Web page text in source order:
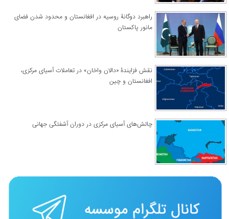
راهبرد دوگانۀ روسیه در افغانستان و محدود شدن فضای
مانور پاکستان
نقش فزایندۀ «دالان واخان» در تعاملات آسیای مرکزی،
افغانستان و چین
چالش‌های آسیای مرکزی در دوران آشفتگی جهانی